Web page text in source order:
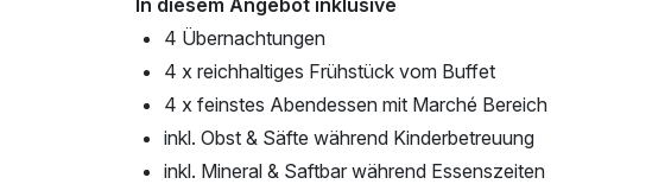
4 Übernachtungen
4 x reichhaltiges Frühstück vom Buffet
4 x feinstes Abendessen mit Marché Bereich
inkl. Obst & Säfte während Kinderbetreuung
inkl. Mineral & Saftbar während Essenszeiten